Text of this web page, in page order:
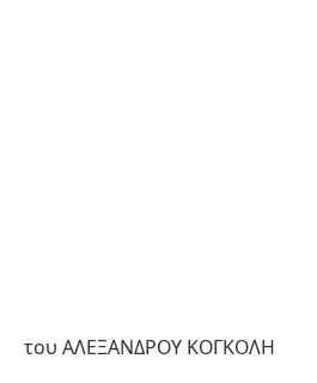
του ΑΛΕΞΑΝΔΡΟΥ ΚΟΓΚΟΛΗ